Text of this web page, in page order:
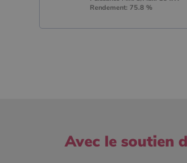
Rendement: 75.8 %
Avec le soutien